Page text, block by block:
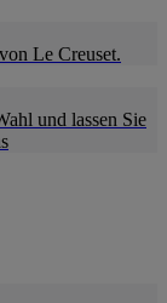
Le Creuset.
und lassen Sie